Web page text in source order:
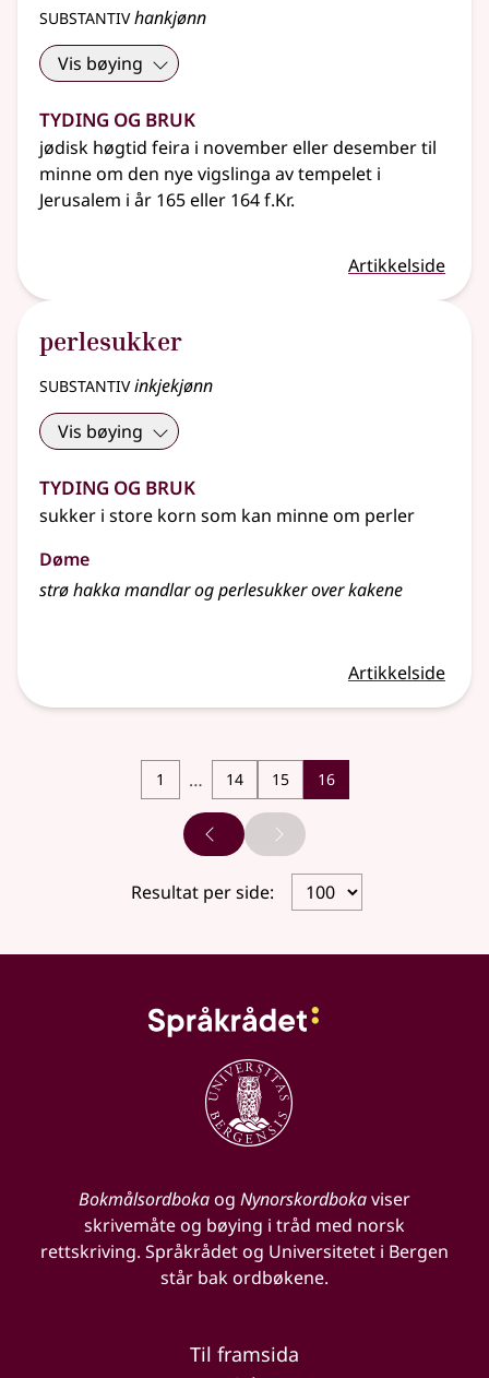
substantivhankjønn
Vis bøying
Tyding og bruk
jødisk høgtid feira i november eller desember til
minne om den nye vigslinga av tempelet i
Jerusalem i år 165 eller 164 f.Kr.
Artikkelside
perlesukker
substantivinkjekjønn
Vis bøying
Tyding og bruk
sukker i store korn som kan minne om perler
Døme
strø hakka mandlar og perlesukker over kakene
Artikkelside
1 … 14 15 16
Forrige sideNeste side
Resultat per side:
Bokmålsordbokaog Nynorskordbokaviser
skrivemåte og bøying i tråd med norsk
rettskriving. Språkrådet og Universitetet i Bergen
står bak ordbøkene.
Til framsida